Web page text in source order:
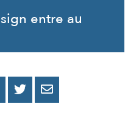
entre au
PARTAGER
PARTAGER
PARTAGER